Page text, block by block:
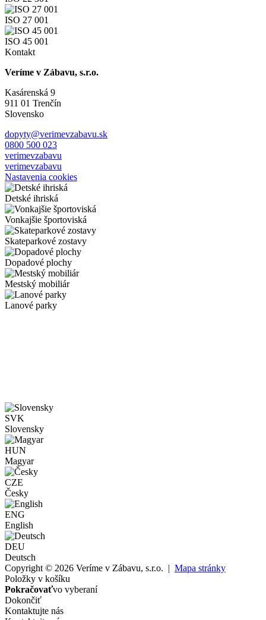
ISO 27 001
ISO 45 001
Kontakt
Veríme v Zábavu, s.r.o.
Kasárenská 9
911 01 Trenčín
Slovensko
dopyty@verimevzabavu.sk
0800 500 023
verimevzabavu
verimevzabavu
Nastavenia cookies
Detské ihriská
Vonkajšie športoviská
Skateparkové zostavy
Dopadové plochy
Mestský mobiliár
Lanové parky
SVK
Slovensky
HUN
Magyar
CZE
Česky
ENG
English
DEU
Deutsch
Copyright © 2026 Veríme v Zábavu, s.r.o. | Mapa stránky
Položky v košíku
Pokračovaťvo vyberaní
Dokončiť
Kontaktujte nás